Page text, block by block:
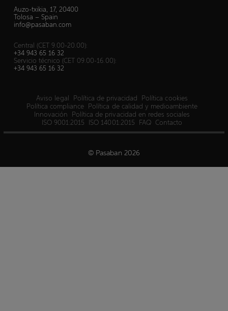
Auzo-txikia, 17, 20400
Tolosa – Spain
info@pasaban.com
Central (CET 9.00-20.00):
+34 943 65 16 32
Servicio técnico (CET 09.00-16.00):
+34 943 65 16 32
Aviso legal Política de privacidad
Política cookies
Política compliance Política de calidad y medioambiente
Innovación
Política de privacidad en redes sociales
ISO 9001:2015
ISO 14001:2015 FAQ Contacto
© Pasaban 2026